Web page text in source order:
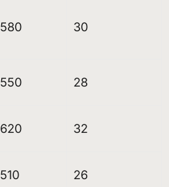
580 30
550 28
620 32
510 26